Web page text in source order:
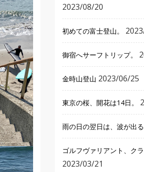
2023/08/20
初めての富士登山。
御宿へサーフトリップ。
金時山登山 2023/06/25
東京の桜、開花は14日。
雨の日の翌日は、波が出る
ゴルフヴァリアント、クラ
2023/03/21